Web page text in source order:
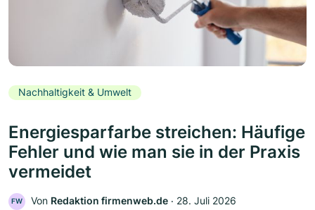
Nachhaltigkeit & Umwelt
Energiesparfarbe streichen: Häufige
Fehler und wie man sie in der Praxis
vermeidet
FW Von Redaktion firmenweb.de ‧ 28. Juli 2026